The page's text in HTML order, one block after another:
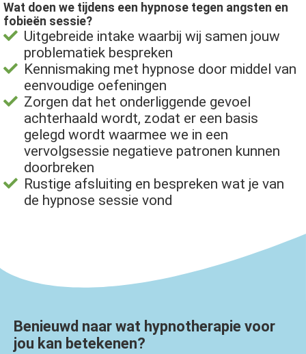
Wat doen we tijdens een hypnose tegen angsten en
fobieën sessie?
Uitgebreide intake waarbij wij samen jouw
problematiek bespreken
Kennismaking met hypnose door middel van
eenvoudige oefeningen
Zorgen dat het onderliggende gevoel
achterhaald wordt, zodat er een basis
gelegd wordt waarmee we in een
vervolgsessie negatieve patronen kunnen
doorbreken
Rustige afsluiting en bespreken wat je van
de hypnose sessie vond
Benieuwd naar wat hypnotherapie voor
jou kan betekenen?